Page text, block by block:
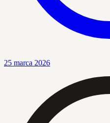
25 marca 2026